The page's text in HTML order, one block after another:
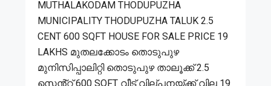
MUTHALAKODAM THODUPUZHA
MUNICIPALITY THODUPUZHA TALUK 2.5
CENT 600 SQFT HOUSE FOR SALE PRICE 19
LAKHS മുതലക്കോടം തൊടുപുഴ
മുനിസിപ്പാലിറ്റി തൊടുപുഴ താലൂക്ക് 2.5
സെൻ്റ് 600 SQFT വീട് വില്പനയ്ക്ക് വില 19